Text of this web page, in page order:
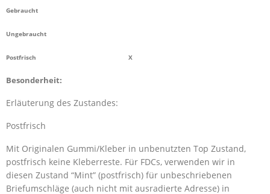
Gebraucht
Ungebraucht
Postfrisch X
Besonderheit:
Erläuterung des Zustandes:
Postfrisch
Mit Originalen Gummi/Kleber in unbenutzten Top Zustand,
postfrisch keine Kleberreste. Für FDCs, verwenden wir in
diesen Zustand “Mint” (postfrisch) für unbeschriebenen
Briefumschläge (auch nicht mit ausradierte Adresse) in